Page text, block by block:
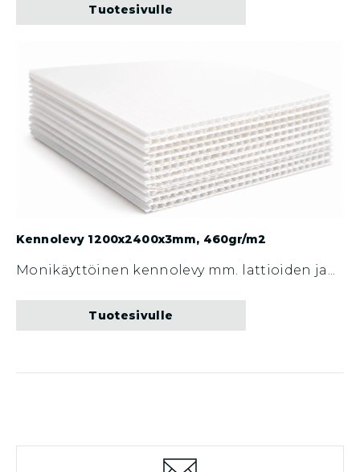
Tuotesivulle
Kennolevy 1200x2400x3mm, 460gr/m2
Monikäyttöinen kennolevy mm. lattioiden ja...
Tuotesivulle